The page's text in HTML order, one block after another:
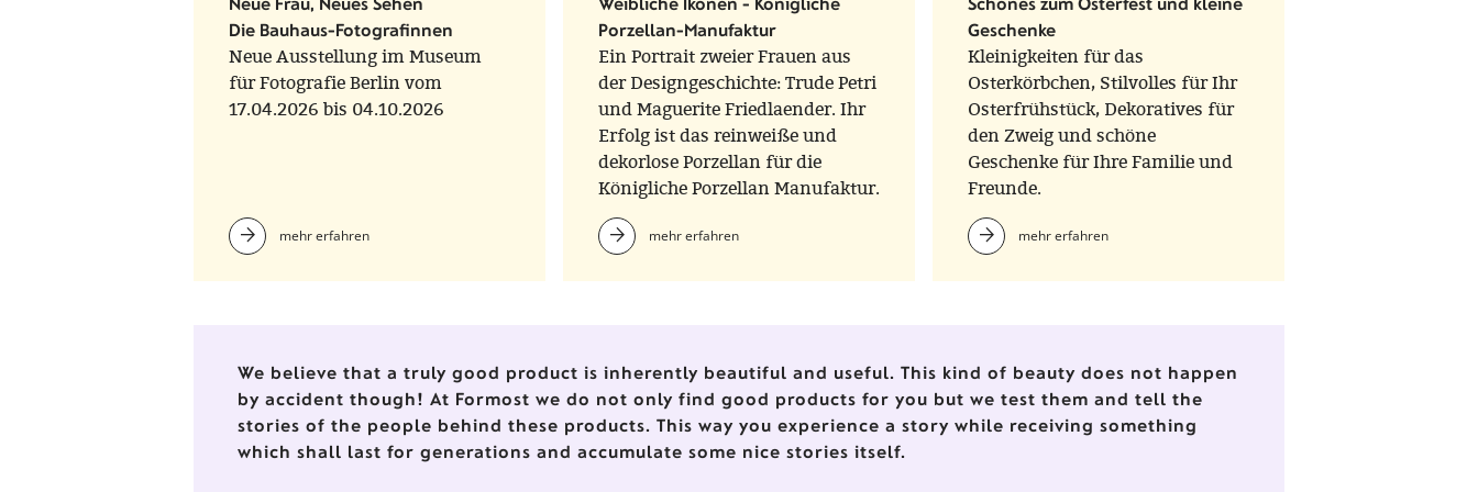
Die Bauhaus-Fotografinnen
Neue Ausstellung im Museum
für Fotografie Berlin vom
17.04.2026 bis 04.10.2026
mehr erfahren
Porzellan-Manufaktur
Ein Portrait zweier Frauen aus
der Designgeschichte: Trude Petri
und Maguerite Friedlaender. Ihr
Erfolg ist das reinweiße und
dekorlose Porzellan für die
Königliche Porzellan Manufaktur.
Parallel zu Friedländers
ikonischer Vaseserie HALLE,
mehr erfahren
Geschenke
Kleinigkeiten für das
Osterkörbchen, Stilvolles für Ihr
Osterfrühstück, Dekoratives für
den Zweig und schöne
Geschenke für Ihre Familie und
Freunde.
mehr erfahren
We believe that a truly good product is inherently beautiful and useful. This kind of beauty does not happen
by accident though! At Formost we do not only find good products for you but we test them and tell the
stories of the people behind these products. This way you experience a story while receiving something
which shall last for generations and accumulate some nice stories itself.